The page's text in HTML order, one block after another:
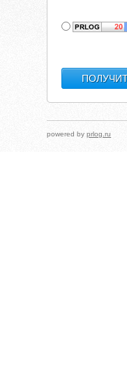
powered byprlog.ru